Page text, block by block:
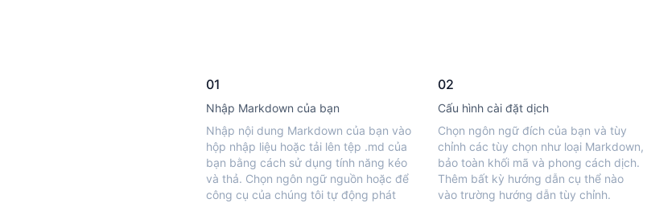
01
Nhập Markdown của bạn
Nhập nội dung Markdown của bạn vào
hộp nhập liệu hoặc tải lên tệp .md của
bạn bằng cách sử dụng tính năng kéo
và thả. Chọn ngôn ngữ nguồn hoặc để
công cụ của chúng tôi tự động phát
02
Cấu hình cài đặt dịch
Chọn ngôn ngữ đích của bạn và tùy
chỉnh các tùy chọn như loại Markdown,
bảo toàn khối mã và phong cách dịch.
Thêm bất kỳ hướng dẫn cụ thể nào
vào trường hướng dẫn tùy chỉnh.